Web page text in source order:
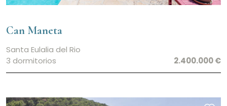
Can Maneta
Santa Eulalia del Rio
3 dormitorios
2.400.000 €